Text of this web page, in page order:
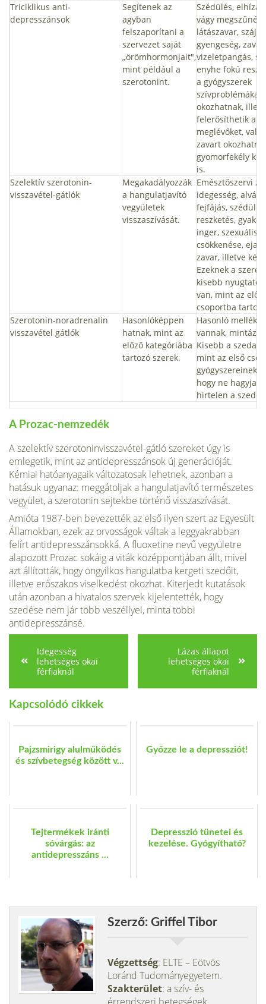
Triciklikus anti­
depresszánsok
Segítenek az
agyban
felszaporítani a
szervezet saját
„örömhormonjait",
mint például a
szerotonint.
Szédülés,
vágy
látászavar,
gyengeség,
vizeletpangás,
enyhe fokú
a gyógyszerek
szívproblémákat
okozhatnak,
felerősíthetik a
meglévőket,
zavart
gyomorfekély
is.
Szelektív szerotonin-
visszavétel-gátlók
Megakadályozzák
a hangulatjavító
vegyületek
visszaszívását.
Emésztőszervi
idegesség,
fejfájás, szédülés,
reszketés,
inger, szexuális
csökkenése,
zavar, illetve
Ezeknek a
kisebb nyugtató
van, mint az
csoportba
Szerotonin-noradrenalin
visszavétel gátlók
Hasonlóképpen
hatnak, mint az
előző kategóriába
tartozó szerek.
Hasonló
vannak, mintáz
Kisebb a
mint az első
gyógyszereinek.
hogy ne hagyja
hirtelen a
A Prozac-nemzedék
A szelektív szerotoninvisszavétel-gátló szereket úgy is
emlegetik, mint az antidepresszánsok új generációját.
Kémiai hatóanyagaik változatosak lehetnek, azonban a
hatásuk ugyanaz: meggátoljak a hangulatjavító természetes
vegyület, a szerotonin sejtekbe történő visszaszívását.
Amióta 1987-ben bevezették az első ilyen szert az Egyesült
Államokban, ezek az orvosságok váltak a leggyakrabban
felírt antidepresszánsokká. A fluoxetine nevű vegyületre
alapozott Prozac sokáig a viták középpontjában állt, mivel
azt állították, hogy öngyilkos hangulatba kergeti szedőit,
illetve erőszakos viselkedést okozhat. Kiterjedt kutatások
után azonban a hivatalos szervek kijelentették, hogy
szedése nem jár több veszéllyel, minta többi
antidepresszánsé.
Idegesség
lehetséges okai
férfiaknál
Lázas állapot
lehetséges okai
férfiaknál
Kapcsolódó cikkek
Pajzsmirigy alulműködés
és szívbetegség között v...
Győzze le a depressziót!
Tejtermékek iránti
sóvárgás: az
antidepresszáns ...
Depresszió tünetei és
kezelése. Gyógyítható?
Szerző: Griffel Tibor
Végzettség: ELTE – Eötvös
Loránd Tudományegyetem.
Szakterület: a szív- és